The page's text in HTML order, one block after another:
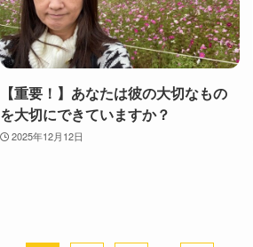
【重要！】あなたは彼の大切なもの
を大切にできていますか？
2025年12月12日